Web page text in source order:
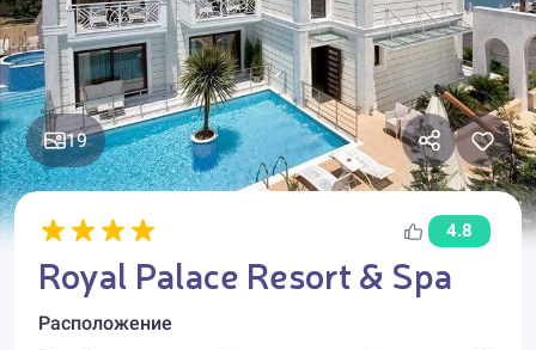
19
4.8
Royal Palace Resort & Spa
Расположение